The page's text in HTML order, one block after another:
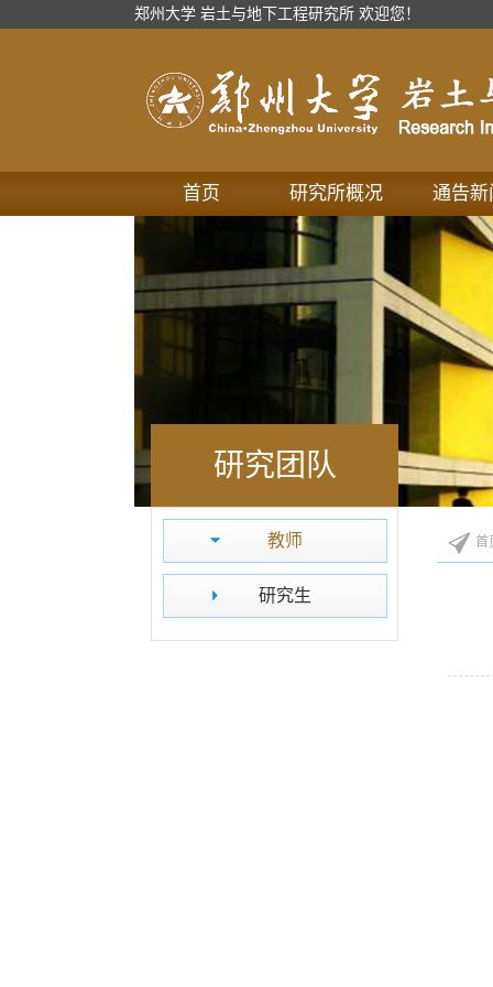
郑州大学 岩土与地下工程研究所 欢迎您！
首页 研究所概况 通告新
研究团队
教师
研究生
首